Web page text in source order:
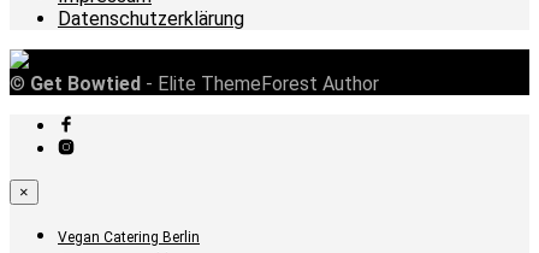
Datenschutzerklärung
© Get Bowtied - Elite ThemeForest Author
×
Vegan Catering Berlin